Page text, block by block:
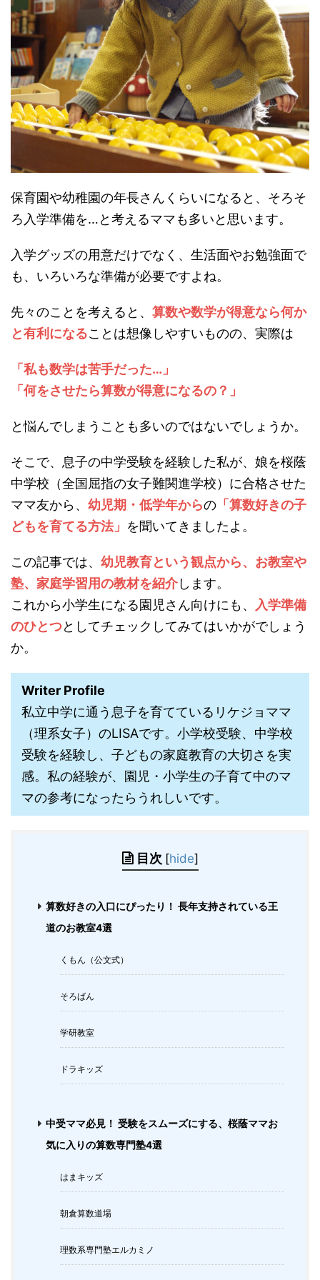
保育園や幼稚園の年長さんくらいになると、そろそ
ろ入学準備を…と考えるママも多いと思います。
入学グッズの用意だけでなく、生活面やお勉強面で
も、いろいろな準備が必要ですよね。
先々のことを考えると、 算数や数学が得意なら何か
と有利になることは想像しやすいものの、実際は
「私も数学は苦手だった…」
「何をさせたら算数が得意になるの？」
と悩んでしまうことも多いのではないでしょうか。
そこで、息子の中学受験を経験した私が、娘を桜蔭
中学校（全国屈指の女子難関進学校）に合格させた
ママ友から、 幼児期・低学年からの 「算数好きの子
どもを育てる方法」 を聞いてきましたよ。
この記事では、 幼児教育という観点から、お教室や
塾、家庭学習用の教材を紹介します。
これから小学生になる園児さん向けにも、
入学準備
のひとつとしてチェックしてみてはいかがでしょう
か。
Writer Profile
私立中学に通う息子を育てているリケジョママ
（理系女子）のLISAです。小学校受験、中学校
受験を経験し、子どもの家庭教育の大切さを実
感。私の経験が、園児・小学生の子育て中のマ
マの参考になったらうれしいです。
目次 [hide]
算数好きの入口にぴったり！ 長年支持されている王
道のお教室4選
くもん（公文式）
そろばん
学研教室
ドラキッズ
中受ママ必見！ 受験をスムーズにする、桜蔭ママお
気に入りの算数専門塾4選
はまキッズ
朝倉算数道場
理数系専門塾エルカミノ